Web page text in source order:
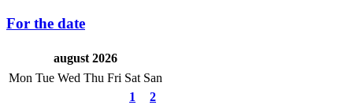
For the date
august 2026
Mon Tue Wed Thu Fri Sat San
1
2